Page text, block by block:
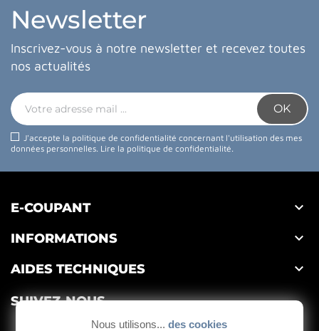
Newsletter
Inscrivez-vous à notre newsletter et recevez toutes
nos actualités
J'accepte la politique de confidentialité concernant l'utilisation des mes
données personnelles. Lire la politique de confidentialité.
E-COUPANT 
INFORMATIONS 
AIDES TECHNIQUES 
SUIVEZ-NOUS
Nous utilisons... des cookies